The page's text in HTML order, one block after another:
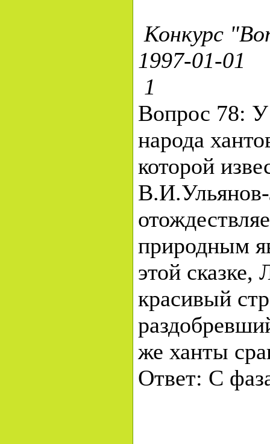
Конкурс
1997-01-01
1
Вопрос 78: У
народа
которой
природным
этой
красивый
же ханты
Ответ: С